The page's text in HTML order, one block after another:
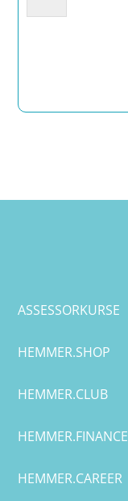
ASSESSORKURSE
HEMMER.SHOP
HEMMER.CLUB
HEMMER.FINANCE
HEMMER.CAREER